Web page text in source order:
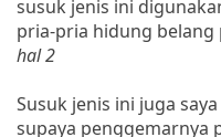
susuk jenis ini
pria-pria hidung belang
hal 2
Susuk jenis ini juga
supaya penggemarnya